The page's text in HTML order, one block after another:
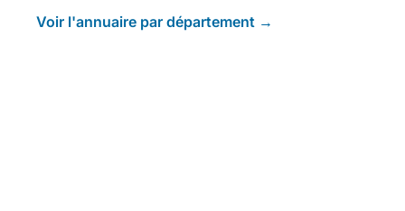
Voir l'annuaire par département →